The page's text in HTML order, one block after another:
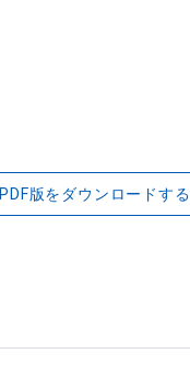
PDF版をダウンロードする